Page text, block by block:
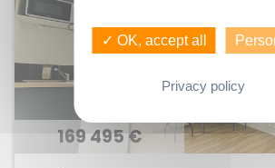
169 495 €
✓ OK, accept all
Privacy policy